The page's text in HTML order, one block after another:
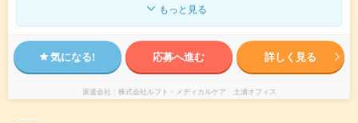
もっと見る
気になる! 応募へ進む 詳しく見る
派遣会社 株式会社ルフト・メディカルケア 土浦オフィス